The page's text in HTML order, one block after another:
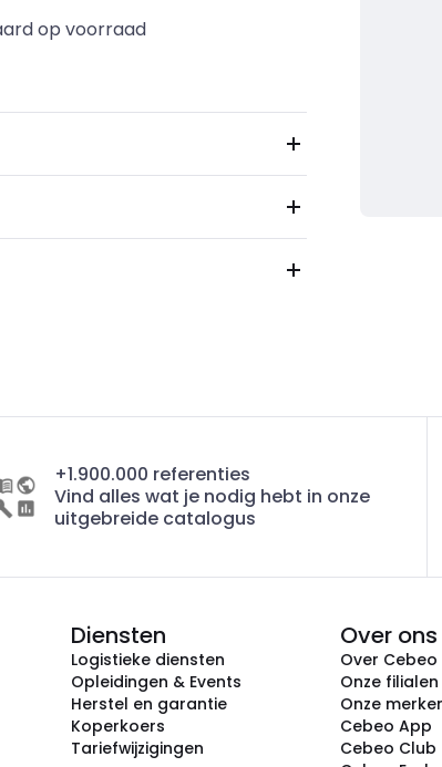
op voorraad
+1.900.000 referenties
Vind alles wat je nodig hebt in onze
uitgebreide catalogus
Diensten
Logistieke diensten
Opleidingen & Events
Herstel en garantie
Koperkoers
Tariefwijzigingen
Over ons
Over Cebeo
Onze filialen
Onze
Cebeo App
Cebeo Club